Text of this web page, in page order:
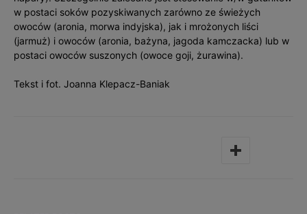
w postaci soków pozyskiwanych zarówno ze świeżych
owoców (aronia, morwa indyjska), jak i mrożonych liści
(jarmuż) i owoców (aronia, bażyna, jagoda kamczacka) lub w
postaci owoców suszonych (owoce goji, żurawina).
Tekst i fot. Joanna Klepacz-Baniak